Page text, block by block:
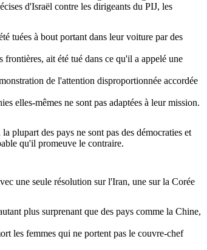
d'Israël contre les dirigeants du PIJ, les
tuées à bout portant dans leur voiture par des
ait été tué dans ce qu'il a appelé une
de l'attention disproportionnée accordée
elles-mêmes ne sont pas adaptées à leur mission.
plupart des pays ne sont pas des démocraties et
qu'il promeuve le contraire.
une seule résolution sur l'Iran, une sur la Corée
plus surprenant que des pays comme la Chine,
les femmes qui ne portent pas le couvre-chef